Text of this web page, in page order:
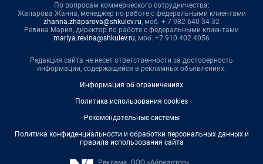
По вопросам коммерческого сотрудничества:
Жапарова Жанна, менеджер по работе с федеральными клиентами
zhanna.zhaparova@shkulev.ru, моб. + 7 982 640 34 32
Ревина Мария, директор по работе с федеральными клиентами
mariya.revina@shkulev.ru, моб. +7 910 402 4056
Редакция сайта не несет ответственности за достоверность
информации, содержащейся в рекламных объявлениях.
Информация об ограничениях
Политика использования cookies
Рекомендательные системы
Политика конфиденциальности и обработки персональных данных и
правила использования сайта